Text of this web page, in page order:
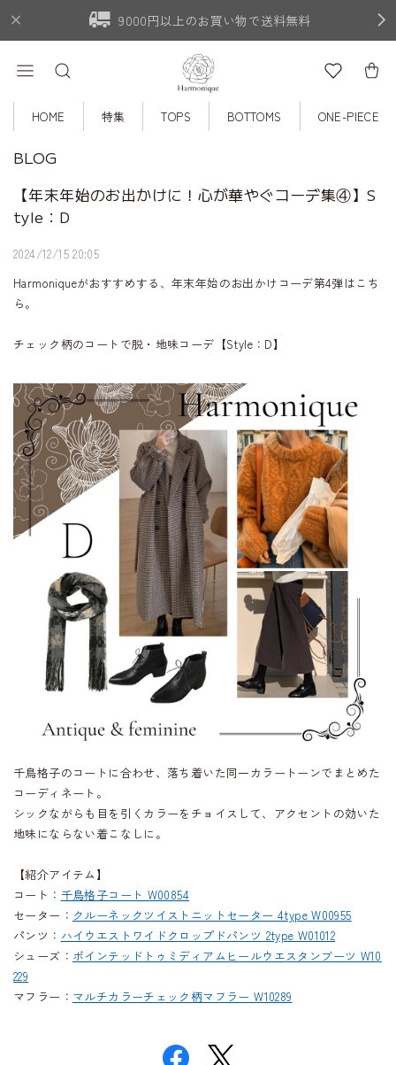
9000円以上のお買い物で送料無料
HOME 特集 TOPS BOTTOMS ONE-PIECE
BLOG
【年末年始のお出かけに！心が華やぐコーデ集④】S
tyle：D
2024/12/15 20:05
Harmoniqueがおすすめする、年末年始のお出かけコーデ第4弾はこち
ら。
チェック柄のコートで脱・地味コーデ【Style：D】
千鳥格子のコートに合わせ、落ち着いた同一カラートーンでまとめた
コーディネート。
シックながらも目を引くカラーをチョイスして、アクセントの効いた
地味にならない着こなしに。
【紹介アイテム】
コート： 千鳥格子コート W00854
セーター： クルーネックツイストニットセーター 4type W00955
パンツ： ハイウエストワイドクロップドパンツ 2type W01012
シューズ： ポインテッドトゥミディアムヒールウエスタンブーツ W10
229
マフラー： マルチカラーチェック柄マフラー W10289